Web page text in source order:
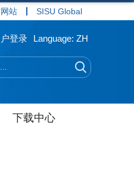
站 SISU Global
登录 Language: ZH
下载中心